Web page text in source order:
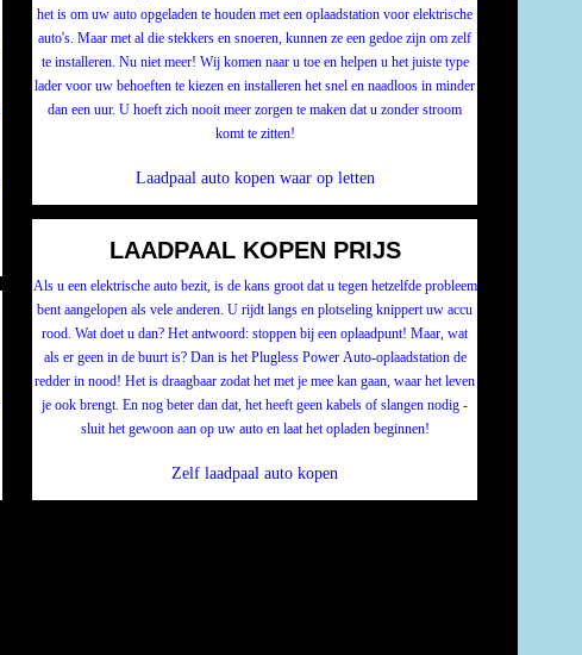
het is om uw auto opgeladen te houden met een oplaadstation voor elektrische
auto's. Maar met al die stekkers en snoeren, kunnen ze een gedoe zijn om zelf
te installeren. Nu niet meer! Wij komen naar u toe en helpen u het juiste type
lader voor uw behoeften te kiezen en installeren het snel en naadloos in minder
dan een uur. U hoeft zich nooit meer zorgen te maken dat u zonder stroom
komt te zitten!
Laadpaal auto kopen waar op letten
LAADPAAL KOPEN PRIJS
Als u een elektrische auto bezit, is de kans groot dat u tegen hetzelfde probleem
bent aangelopen als vele anderen. U rijdt langs en plotseling knippert uw accu
rood. Wat doet u dan? Het antwoord: stoppen bij een oplaadpunt! Maar, wat
als er geen in de buurt is? Dan is het Plugless Power Auto-oplaadstation de
redder in nood! Het is draagbaar zodat het met je mee kan gaan, waar het leven
je ook brengt. En nog beter dan dat, het heeft geen kabels of slangen nodig -
sluit het gewoon aan op uw auto en laat het opladen beginnen!
Zelf laadpaal auto kopen